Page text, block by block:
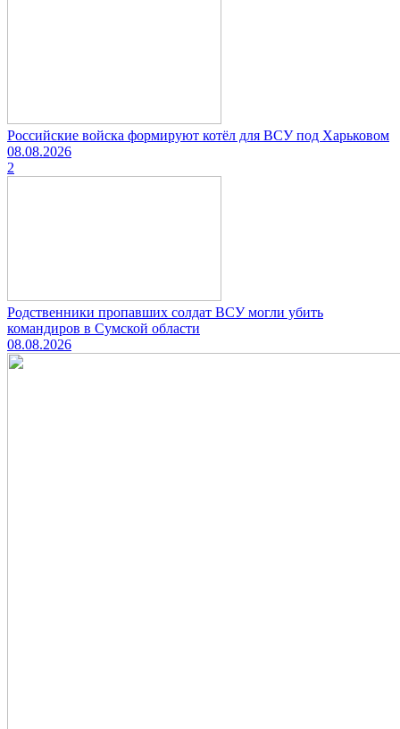
Российские войска формируют котёл для ВСУ под Харьковом
08.08.2026
2
Родственники пропавших солдат ВСУ могли убить
командиров в Сумской области
08.08.2026